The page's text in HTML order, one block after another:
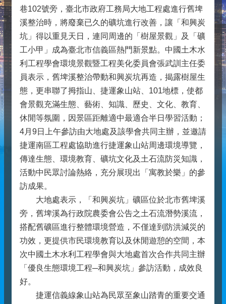
巷102號旁，臺北市政府工務局大地工程處進行舊埤
溪整治時，將廢棄已久的礦坑進行改善，讓「和興炭
坑」得以重見天日，連同周邊的「樹屋景觀」及「礦
工小甲」成為臺北市信義區熱門新景點。中國土木水
利工程學會環境景觀暨工程美化委員會張武訓主任委
員表示，舊埤溪整治帶動和興炭坑再造，揭露樹屋生
態，更串聯了拇指山、捷運象山站、101地標，使都
會景觀充滿生態、藝術、知識、歷史、文化、教育、
休閒等氛圍，因景區距離適中最適合半日學習活動；
4月9日上午參訪由大地處及該學會共同主辦，並邀請
捷運南區工程處協助進行捷運象山站周邊環境導覽，
傳達生態、環境教育、礦坑文化及土石流防災知識，
活動中民眾討論熱絡，充分展現出「寓教於樂」的參
訪成果。
大地處表示，「和興炭坑」礦區位於北市舊埤溪
旁，舊埤溪為行政院農委會公告之土石流潛勢溪流，
搭配舊礦區進行整體環境營造，不僅達到防洪減災的
功效，更提供市民環境教育以及休閒遊憩的空間，本
次中國土木水利工程學會與大地處首次合作共同主辦
「優良生態環境工程─和興炭坑」參訪活動，成效良
好。
捷運信義線象山站為民眾至象山踏青的重要交通